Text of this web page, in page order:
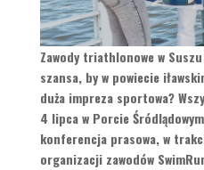
Zawody triathlonowe w
szansa, by w powiecie
duża impreza sportowa?
4 lipca w Porcie
konferencja prasowa, w
organizacji zawodów